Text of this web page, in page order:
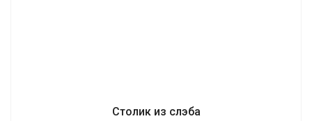
Столик из слэба